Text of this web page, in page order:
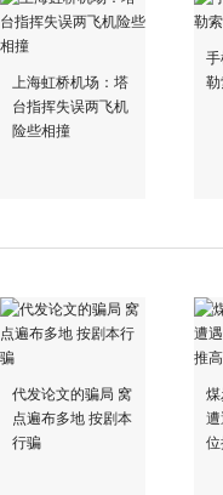
上海虹桥机场：塔
台指挥失误两飞机
险些相撞
代发论文的骗局 窝
点遍布多地 按剧本
行骗